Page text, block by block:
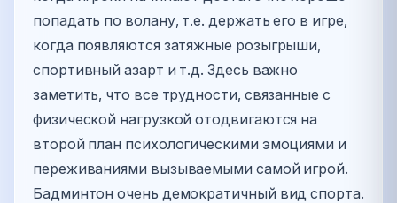
попадать по волану, т.е. держать его в игре,
когда появляются затяжные розыгрыши,
спортивный азарт и т.д. Здесь важно
заметить, что все трудности, связанные с
физической нагрузкой отодвигаются на
второй план психологическими эмоциями и
переживаниями вызываемыми самой игрой.
Бадминтон очень демократичный вид спорта.